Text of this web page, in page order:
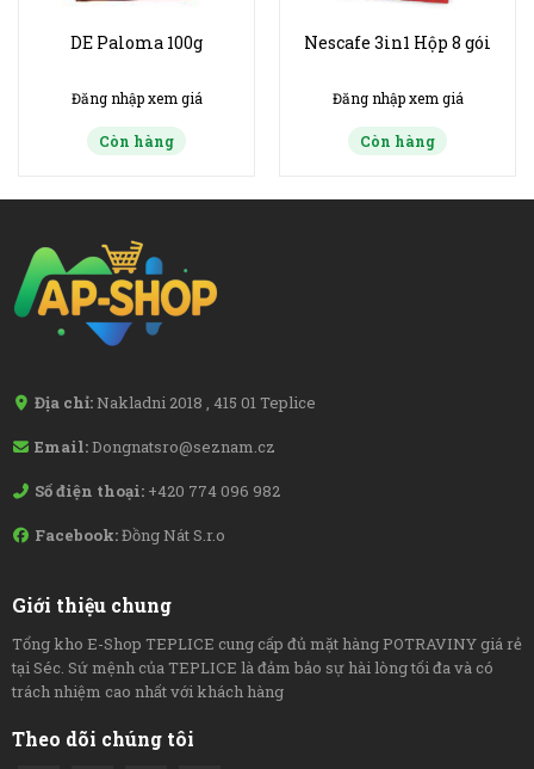
DE Paloma 100g
Đăng nhập xem giá
Còn hàng
Nescafe 3in1 Hộp 8 gói
Đăng nhập xem giá
Còn hàng
Địa chỉ: Nakladni 2018 , 415 01 Teplice
Email:Dongnatsro@seznam.cz
Số điện thoại: +420 774 096 982
Facebook:Đồng Nát S.r.o
Giới thiệu chung
Tổng kho E-Shop TEPLICE cung cấp đủ mặt hàng POTRAVINY giá rẻ
tại Séc. Sứ mệnh của TEPLICE là đảm bảo sự hài lòng tối đa và có
trách nhiệm cao nhất với khách hàng
Theo dõi chúng tôi